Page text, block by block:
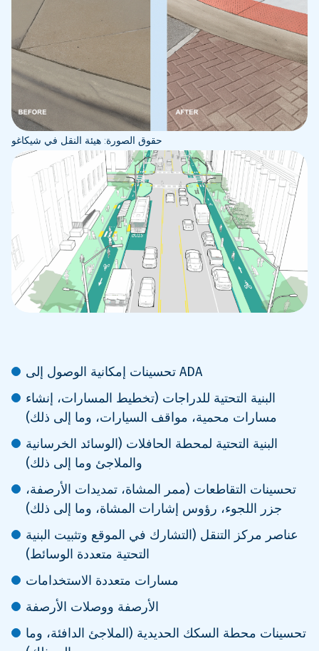
حقوق الصورة: هيئة النقل في شيكاغو
تحسينات إمكانية الوصول إلى ADA
البنية التحتية للدراجات (تخطيط المسارات، إنشاء
مسارات محمية، مواقف السيارات، وما إلى ذلك)
البنية التحتية لمحطة الحافلات (الوسائد الخرسانية
والملاجئ وما إلى ذلك)
تحسينات التقاطعات (ممر المشاة، تمديدات الأرصفة،
جزر اللجوء، رؤوس إشارات المشاة، وما إلى ذلك)
عناصر مركز التنقل (التشارك في الموقع وتثبيت البنية
التحتية متعددة الوسائط)
مسارات متعددة الاستخدامات
الأرصفة ووصلات الأرصفة
تحسينات محطة السكك الحديدية (الملاجئ الدافئة، وما